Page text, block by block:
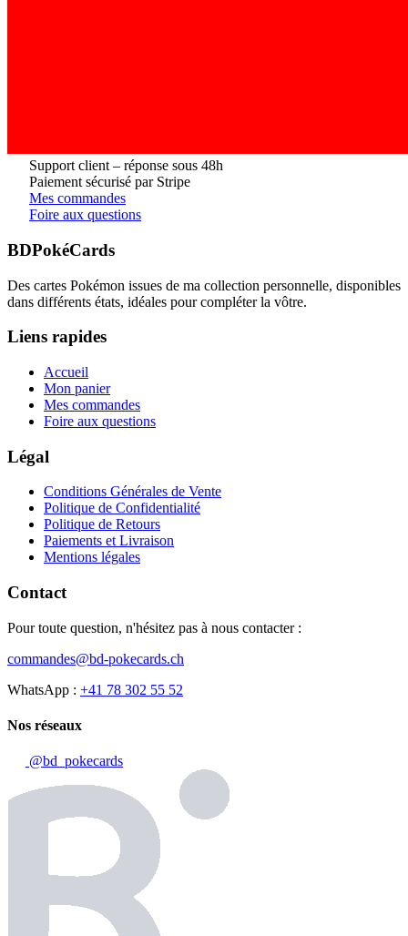
Support client – réponse sous 48h
Paiement sécurisé par Stripe
Mes commandes
Foire aux questions
BDPokéCards
Des cartes Pokémon issues de ma collection personnelle, disponibles
dans différents états, idéales pour compléter la vôtre.
Liens rapides
Accueil
Mon panier
Mes commandes
Foire aux questions
Légal
Conditions Générales de Vente
Politique de Confidentialité
Politique de Retours
Paiements et Livraison
Mentions légales
Contact
Pour toute question, n'hésitez pas à nous contacter :
commandes@bd-pokecards.ch
WhatsApp : +41 78 302 55 52
Nos réseaux
@bd_pokecards